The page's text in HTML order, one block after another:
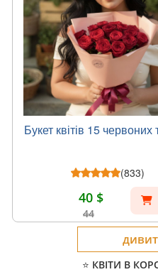
Букет квітів 15 червоних
(833)
40 $
44
⭐ КВІТИ В